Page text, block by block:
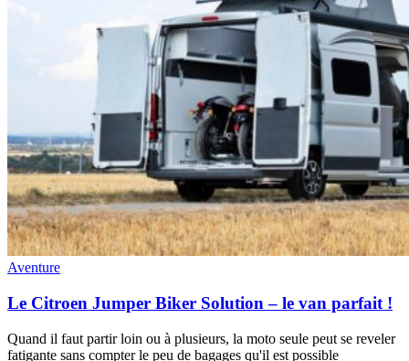
Aventure
Le Citroen Jumper Biker Solution – le van parfait !
Quand il faut partir loin ou à plusieurs, la moto seule peut se reveler
fatigante sans compter le peu de bagages qu'il est possible